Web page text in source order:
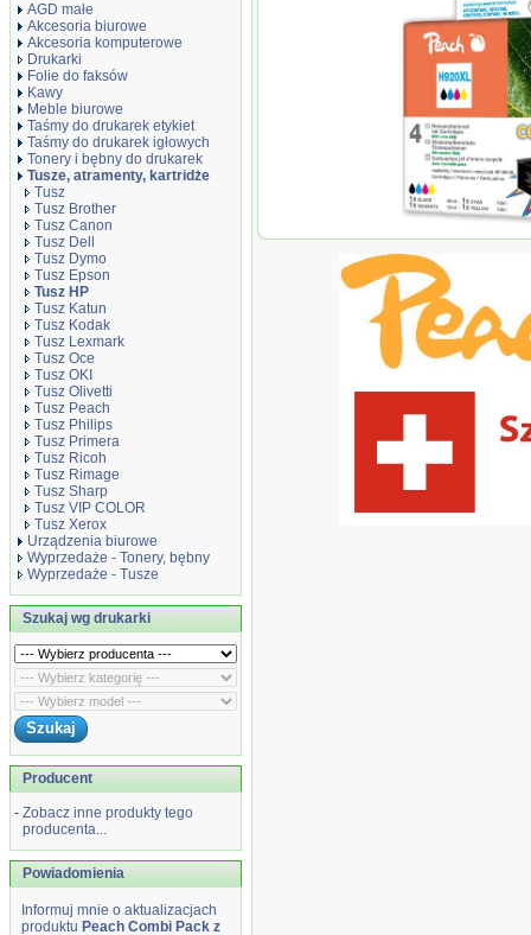
AGD małe
Akcesoria biurowe
Akcesoria komputerowe
Drukarki
Folie do faksów
Kawy
Meble biurowe
Taśmy do drukarek etykiet
Taśmy do drukarek igłowych
Tonery i bębny do drukarek
Tusze, atramenty, kartridże
Tusz
Tusz Brother
Tusz Canon
Tusz Dell
Tusz Dymo
Tusz Epson
Tusz HP
Tusz Katun
Tusz Kodak
Tusz Lexmark
Tusz Oce
Tusz OKI
Tusz Olivetti
Tusz Peach
Tusz Philips
Tusz Primera
Tusz Ricoh
Tusz Rimage
Tusz Sharp
Tusz VIP COLOR
Tusz Xerox
Urządzenia biurowe
Wyprzedaże - Tonery, bębny
Wyprzedaże - Tusze
Szukaj wg drukarki
Producent
- Zobacz inne produkty tego
producenta...
Powiadomienia
Informuj mnie o aktualizacjach
produktu Peach Combi Pack z
Peach Combi
kompatybilny z